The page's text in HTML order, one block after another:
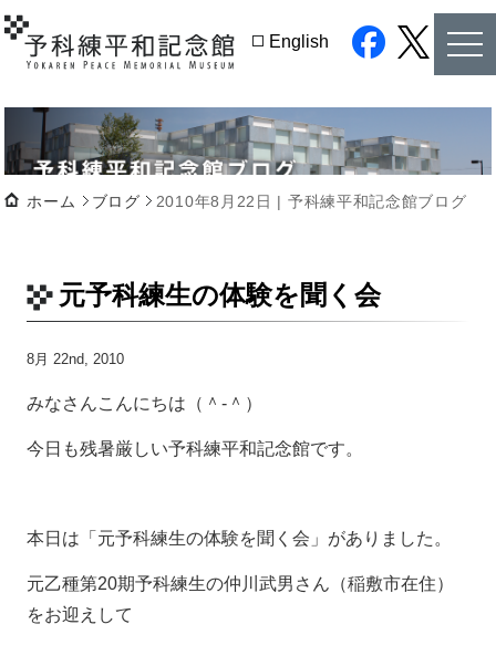
English
twitter
ホーム ブログ 2010年8月22日 | 予科練平和記念館ブログ
元予科練生の体験を聞く会
8月 22nd, 2010
みなさんこんにちは（＾-＾）
今日も残暑厳しい予科練平和記念館です。
本日は「元予科練生の体験を聞く会」がありました。
元乙種第20期予科練生の仲川武男さん（稲敷市在住）
をお迎えして